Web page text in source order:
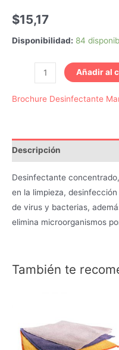
$15,17
Disponibilidad: 84
DESINFECTANTE
MARACUYA
GALON
cantidad
Añadir al
Brochure Desinfectante
Descripción
Desinfectante
en la limpieza,
de virus y bacterias,
elimina microorganismos
También te